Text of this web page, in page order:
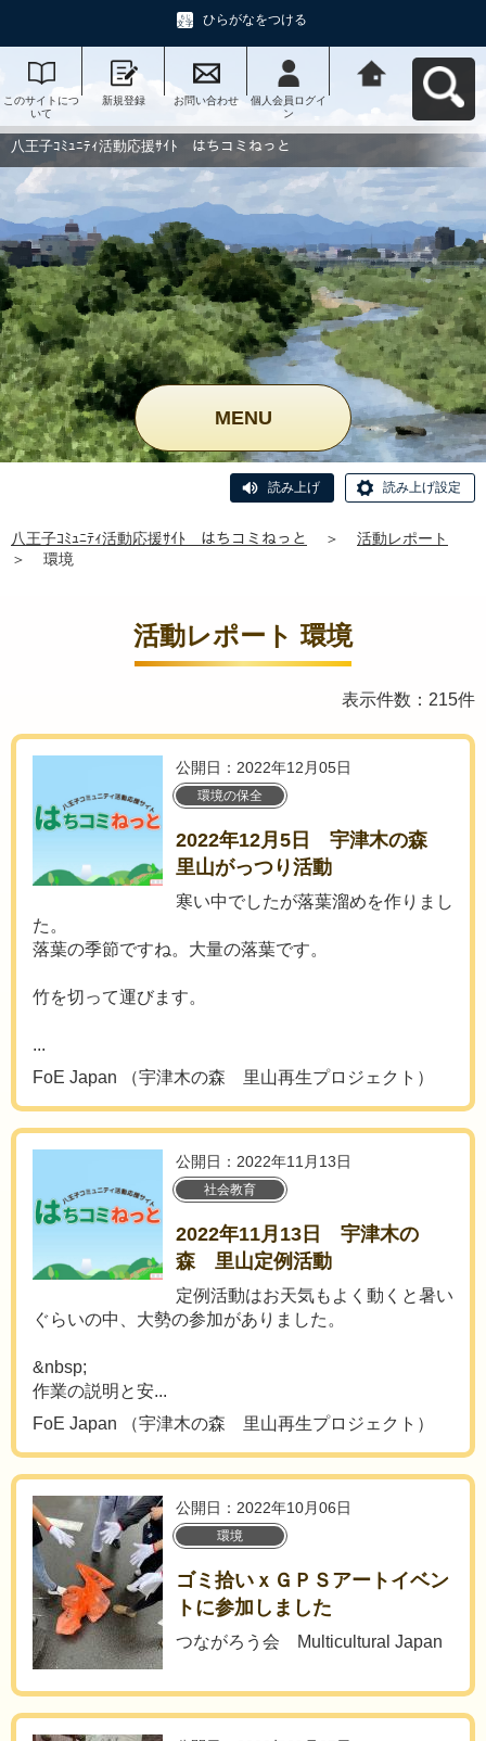
ひらがなをつける
このサイトにつ
いて
新規登録 お問い合わせ
個人会員ログイ
ン
動応援ｻｲﾄ はち
コミねっとへ戻
八王子ｺﾐｭﾆﾃｨ活動応援ｻｲﾄ はちコミねっと
MENU
読み上げ 読み上げ設定
八王子ｺﾐｭﾆﾃｨ活動応援ｻｲﾄ はちコミねっと ＞
活動レポート
＞
環境
活動レポート 環境
表示件数：215件
公開日：2022年12月05日
環境の保全
2022年12月5日 宇津木の森
里山がっつり活動
寒い中でしたが落葉溜めを作りまし
た。
落葉の季節ですね。大量の落葉です。
竹を切って運びます。
...
FoE Japan （宇津木の森 里山再生プロジェクト）
公開日：2022年11月13日
社会教育
2022年11月13日 宇津木の
森 里山定例活動
定例活動はお天気もよく動くと暑い
ぐらいの中、大勢の参加がありました。
&nbsp;
作業の説明と安...
FoE Japan （宇津木の森 里山再生プロジェクト）
公開日：2022年10月06日
環境
ゴミ拾いｘＧＰＳアートイベン
トに参加しました
つながろう会 Multicultural Japan